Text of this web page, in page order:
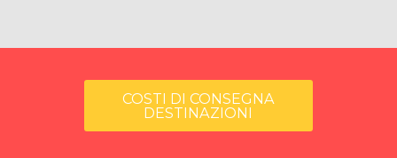
COSTI DI CONSEGNA
DESTINAZIONI